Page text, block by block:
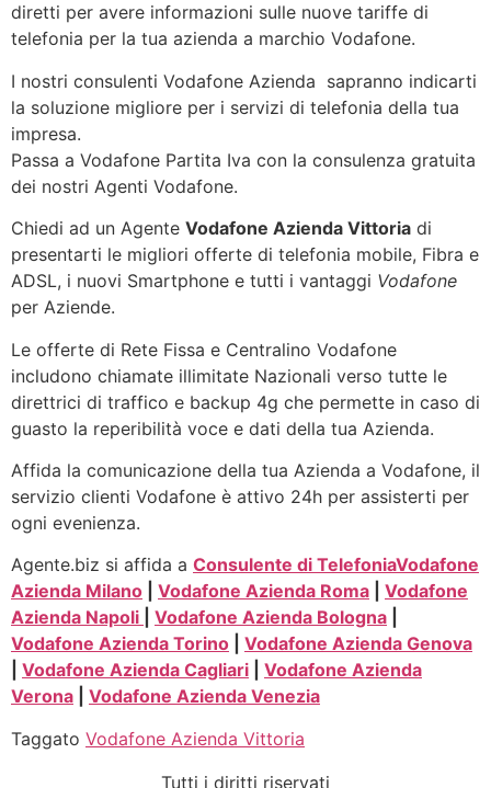
diretti per avere informazioni sulle nuove tariffe di
telefonia per la tua azienda a marchio Vodafone.
I nostri consulenti Vodafone Azienda sapranno indicarti
la soluzione migliore per i servizi di telefonia della tua
impresa.
Passa a Vodafone Partita Iva con la consulenza gratuita
dei nostri Agenti Vodafone.
Chiedi ad un Agente Vodafone Azienda Vittoria di
presentarti le migliori offerte di telefonia mobile, Fibra e
ADSL, i nuovi Smartphone e tutti i vantaggi Vodafone
per Aziende.
Le offerte di Rete Fissa e Centralino Vodafone
includono chiamate illimitate Nazionali verso tutte le
direttrici di traffico e backup 4g che permette in caso di
guasto la reperibilità voce e dati della tua Azienda.
Affida la comunicazione della tua Azienda a Vodafone, il
servizio clienti Vodafone è attivo 24h per assisterti per
ogni evenienza.
Agente.biz si affida a Consulente di TelefoniaVodafone
Azienda Milano
Vodafone Azienda Roma
Vodafone
Azienda Napoli
Vodafone Azienda Bologna
Vodafone Azienda Torino
Vodafone Azienda Genova
Vodafone Azienda Cagliari
Vodafone Azienda
Verona
Vodafone Azienda Venezia
Taggato Vodafone Azienda Vittoria
Tutti i diritti riservati